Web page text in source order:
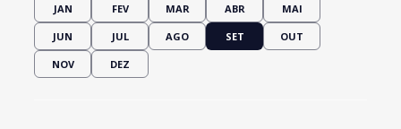
JAN FEV MAR ABR MAI
JUN JUL AGO SET OUT
NOV DEZ